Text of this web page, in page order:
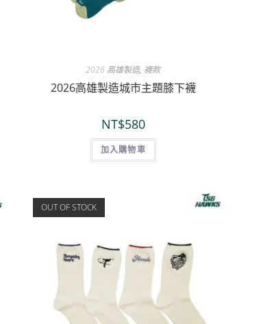
2026 高雄製造, 襪款
2026高雄製造城市主題膝下襪
NT$580
加入購物車
OUT OF STOCK